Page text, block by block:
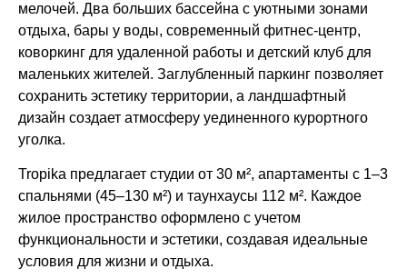
мелочей. Два больших бассейна с уютными зонами
отдыха, бары у воды, современный фитнес-центр,
коворкинг для удаленной работы и детский клуб для
маленьких жителей. Заглубленный паркинг позволяет
сохранить эстетику территории, а ландшафтный
дизайн создает атмосферу уединенного курортного
уголка.
Tropika предлагает студии от 30 м², апартаменты с 1–3
спальнями (45–130 м²) и таунхаусы 112 м². Каждое
жилое пространство оформлено с учетом
функциональности и эстетики, создавая идеальные
условия для жизни и отдыха.